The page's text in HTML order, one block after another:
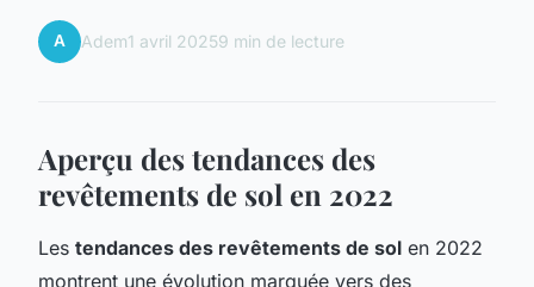
A Adem1 avril 20259 min de lecture
Aperçu des tendances des
revêtements de sol en 2022
Les tendances des revêtements de sol en 2022
montrent une évolution marquée vers des